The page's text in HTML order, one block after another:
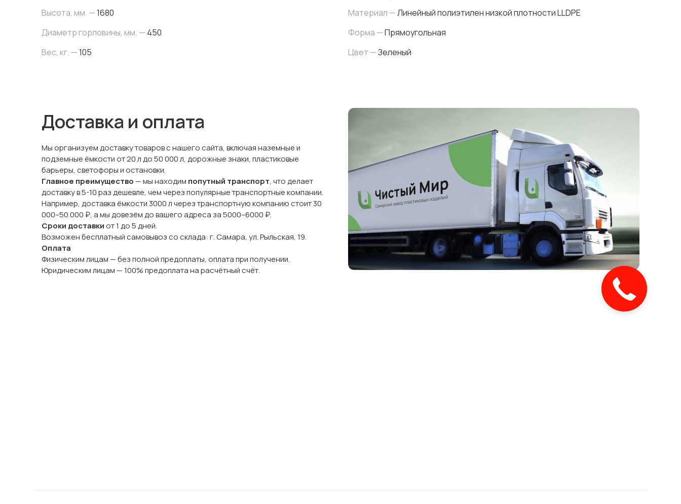
Высота, мм. —1680
Диаметр горловины, мм. — 450
Вес, кг. —105
Материал —Линейный полиэтилен низкой плотности LLDPE
Форма —Прямоугольная
Цвет —Зеленый
Доставка и оплата
Мы организуем доставку товаров с нашего сайта, включая наземные и
подземные ёмкости от 20 л до 50 000 л, дорожные знаки, пластиковые
барьеры, светофоры и остановки.
Главное преимущество — мы находим попутный транспорт, что делает
доставку в 5-10 раз дешевле, чем через популярные транспортные компании.
Например, доставка ёмкости 3000 л через транспортную компанию стоит 30
000–50 000 ₽, а мы довезём до вашего адреса за 5000–6000 ₽.
Сроки доставкиот 1 до 5 дней.
Возможен бесплатный самовывоз со склада: г. Самара, ул. Рыльская, 19.
Оплата
Физическим лицам — без полной предоплаты, оплата при получении.
Юридическим лицам — 100% предоплата на расчётный счёт.